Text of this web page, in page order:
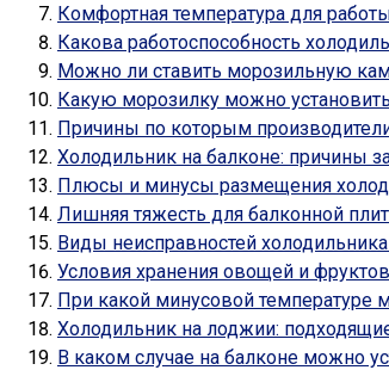
Комфортная температура для
Какова работоспособность
Можно ли ставить морозильную
Какую морозилку можно
Причины по которым
Холодильник на балконе: причины
Плюсы и минусы размещения
Лишняя тяжесть для балконной
Виды неисправностей
Условия хранения овощей и фруктов
При какой минусовой температуре
Холодильник на лоджии:
В каком случае на балконе можно